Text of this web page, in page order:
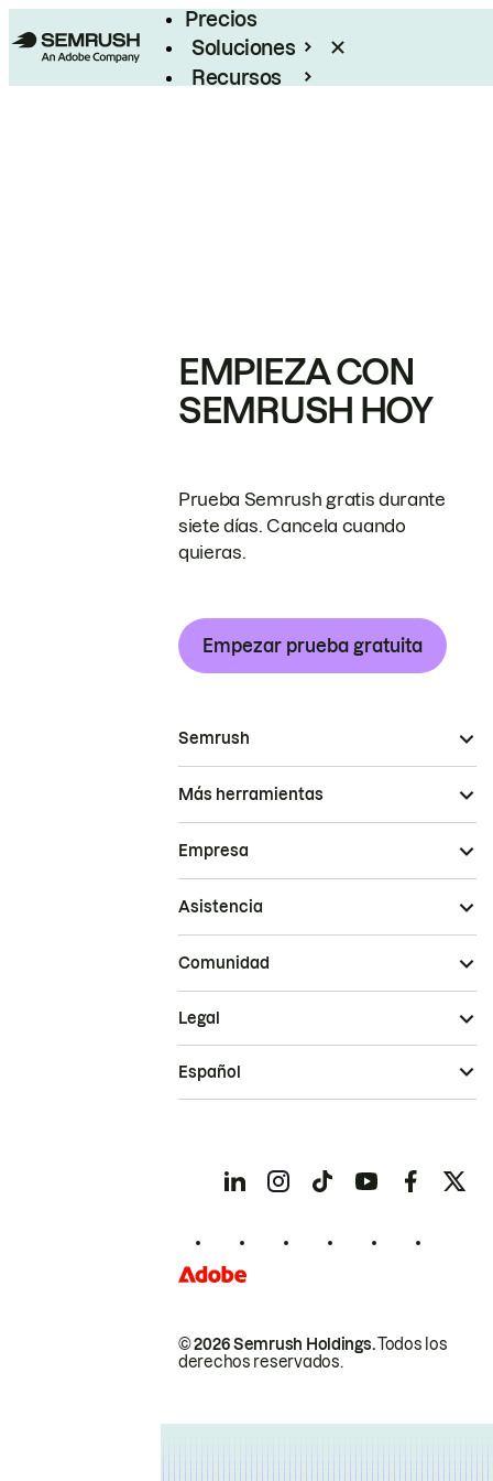
Precios
Soluciones
Recursos
EMPIEZA CON
SEMRUSH HOY
Prueba Semrush gratis durante
siete días. Cancela cuando
quieras.
Empezar prueba gratuita
Semrush
Más herramientas
Empresa
Asistencia
Comunidad
© 2026 Semrush Holdings.Todos los
derechos reservados.
Legal
Español